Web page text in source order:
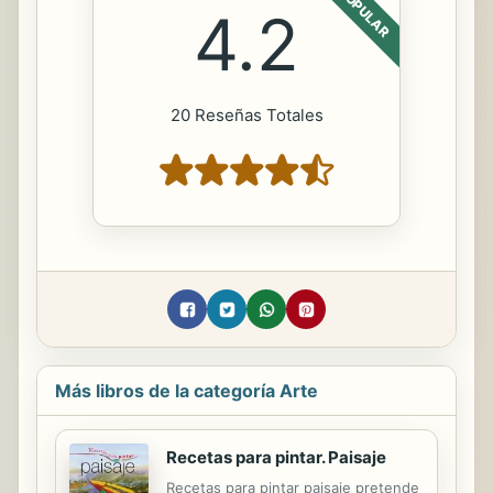
POPULAR
4.2
20 Reseñas Totales
Más libros de la categoría Arte
Recetas para pintar. Paisaje
Recetas para pintar paisaje pretende